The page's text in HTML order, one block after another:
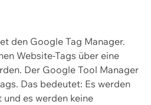
den Google Tag Manager.
Website-Tags über eine
Der Google Tool Manager
Das bedeutet: Es werden
es werden keine